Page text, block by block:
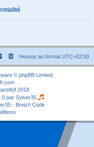
Heures au format UTC+02:00
© phpBB Limited
2018
par Sylver35
- Breizh Code